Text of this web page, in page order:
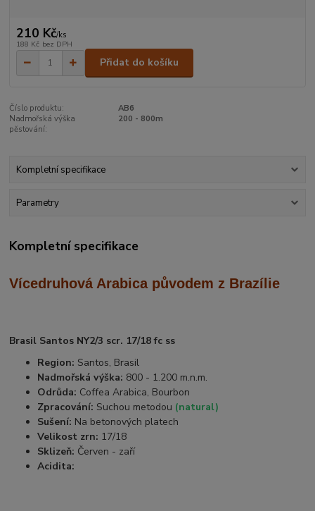
210 Kč/ks
188 Kč bez DPH
Přidat do košíku
Číslo produktu:
AB6
Nadmořská výška
pěstování:
200 - 800m
Kompletní specifikace
Parametry
Kompletní specifikace
Vícedruhová Arabica původem z Brazílie
Brasil Santos NY2/3 scr. 17/18 fc ss
Region: Santos, Brasil
Nadmořská výška: 800 - 1.200 m.n.m.
Odrůda: Coffea Arabica, Bourbon
Zpracování: Suchou metodou (natural)
Sušení: Na betonových platech
Velikost zrn: 17/18
Sklizeň: Červen - zaří
Acidita: